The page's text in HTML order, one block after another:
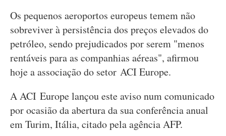
Os pequenos aeroportos europeus temem não
sobreviver à persistência dos preços elevados do
petróleo, sendo prejudicados por serem "menos
rentáveis para as companhias aéreas", afirmou
hoje a associação do setor ACI Europe.
A ACI Europe lançou este aviso num comunicado
por ocasião da abertura da sua conferência anual
em Turim, Itália, citado pela agência AFP.